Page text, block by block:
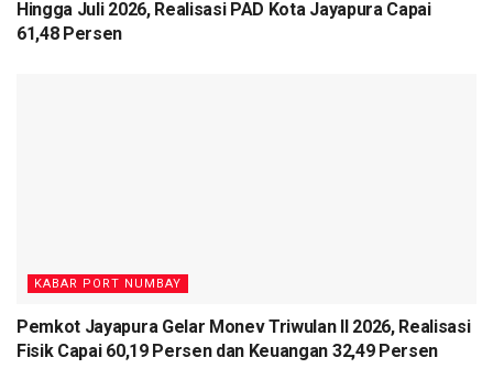
dengan tema “menjadi tuan di rumah sendiri”.
Hingga Juli 2026, Realisasi PAD Kota Jayapura Capai
61,48 Persen
KABAR PORT NUMBAY
Pemkot Jayapura Gelar Monev Triwulan II 2026, Realisasi
Fisik Capai 60,19 Persen dan Keuangan 32,49 Persen